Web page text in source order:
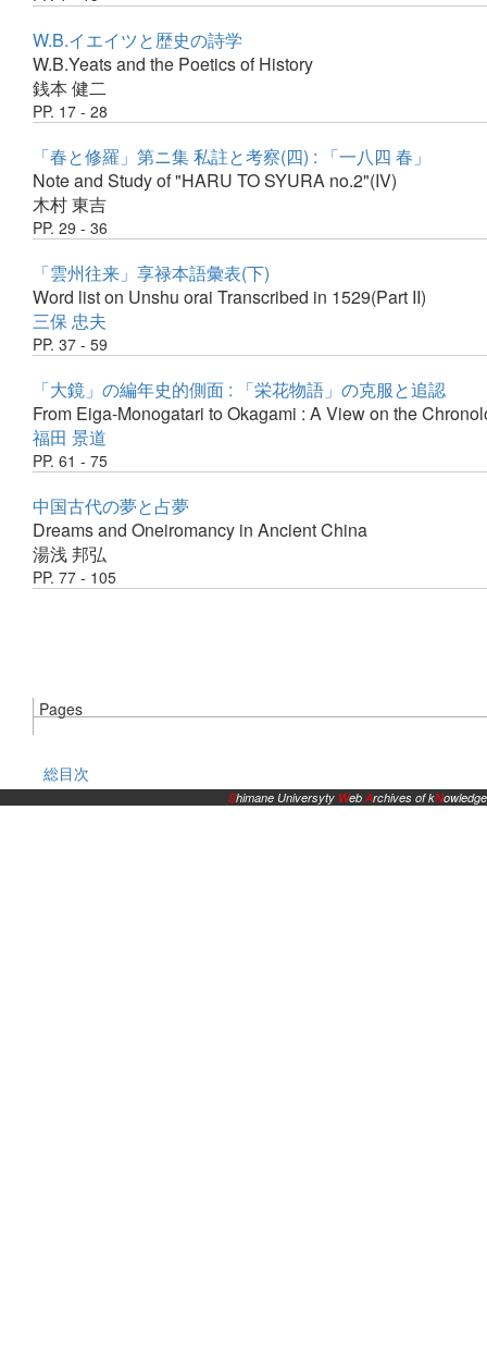
W.B.イエイツと歴史の詩学
W.B.Yeats and the Poetics of History
銭本 健二
PP. 17 - 28
「春と修羅」第ニ集 私註と考察(四) : 「一八四 春」
Note and Study of "HARU TO SYURA no.2"(IV)
木村 東吉
PP. 29 - 36
「雲州往来」享禄本語彙表(下)
Word list on Unshu orai Transcribed in 1529(Part II)
三保 忠夫
PP. 37 - 59
「大鏡」の編年史的側面 : 「栄花物語」の克服と追認
From Eiga-Monogatari to Okagami : A View on the
福田 景道
PP. 61 - 75
中国古代の夢と占夢
Dreams and Oneiromancy in Ancient China
湯浅 邦弘
PP. 77 - 105
Pages
総目次
Shimane Universyty WebArchives of kNowledge